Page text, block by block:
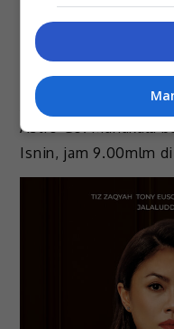
Hassan.
“Liar” mulai 25 Mac
jam 12 tengah
Astro Go. Manakala
Isnin, jam 9.00mlm